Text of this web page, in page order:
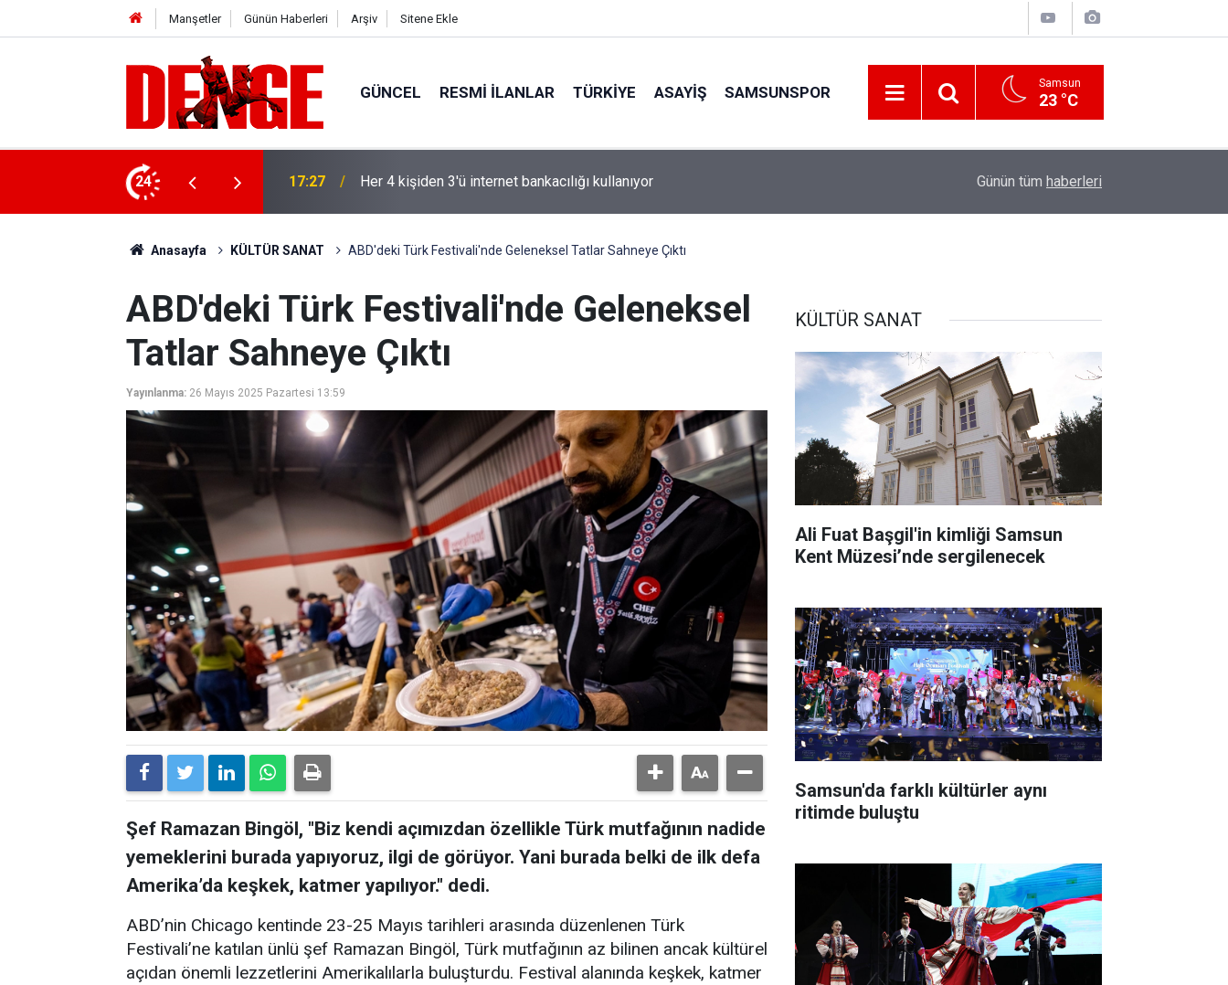
Manşetler Günün Haberleri Arşiv Sitene Ekle
GÜNCEL RESMI İLANLAR TÜRKİYE ASAYİŞ SAMSUNSPOR Samsun
23 °C
24 17:23 Thorsten Fink yeni sezon rotasını çizdi Vatandaşlar evlerinden danışmanlık hizmeti
Günün tüm haberleri
Anasayfa KÜLTÜR SANAT ABD'deki Türk Festivali'nde Geleneksel Tatlar Sahneye Çıktı
ABD'deki Türk Festivali'nde Geleneksel
Tatlar Sahneye Çıktı
Yayınlanma: 26 Mayıs 2025 Pazartesi 13:59
Şef Ramazan Bingöl, "Biz kendi açımızdan özellikle Türk mutfağının nadide
yemeklerini burada yapıyoruz, ilgi de görüyor. Yani burada belki de ilk defa
Amerika’da keşkek, katmer yapılıyor." dedi.
ABD’nin Chicago kentinde 23-25 Mayıs tarihleri arasında düzenlenen Türk
Festivali’ne katılan ünlü şef Ramazan Bingöl, Türk mutfağının az bilinen ancak kültürel
açıdan önemli lezzetlerini Amerikalılarla buluşturdu. Festival alanında keşkek, katmer
KÜLTÜR SANAT
Ali Fuat Başgil'in kimliği Samsun
Kent Müzesi’nde sergilenecek
Samsun'da farklı kültürler aynı
ritimde buluştu